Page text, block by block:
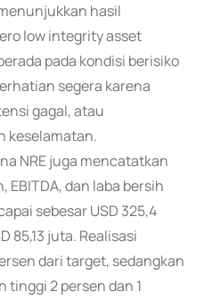
hasil
low integrity asset
pada kondisi berisiko
segera karena
gagal, atau
keselamatan.
NRE juga mencatatkan
dan laba bersih
sebesar USD 325,4
85,13 juta. Realisasi
dari target, sedangkan
tinggi 2 persen dan 1